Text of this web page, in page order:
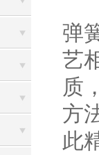
弹
艺
质
方
此